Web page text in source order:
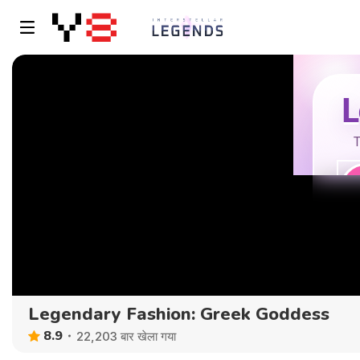
Legendary Fashion: Greek Goddess
8.9 22,203 बार खेला गया